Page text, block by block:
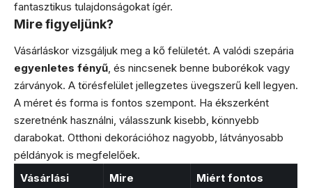
fantasztikus tulajdonságokat ígér.
Mire figyeljünk?
Vásárláskor vizsgáljuk meg a kő felületét. A valódi szepária
egyenletes fényű, és nincsenek benne buborékok vagy
zárványok. A törésfelület jellegzetes üvegszerű kell legyen.
A méret és forma is fontos szempont. Ha ékszerként
szeretnénk használni, válasszunk kisebb, könnyebb
darabokat. Otthoni dekorációhoz nagyobb, látványosabb
példányok is megfelelőek.
Vásárlási
Mire
Miért fontos